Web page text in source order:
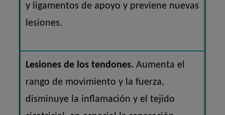
y ligamentos de apoyo y previene nuevas
lesiones.
Lesiones de los tendones. Aumenta el
rango de movimiento y la fuerza,
disminuye la inflamación y el tejido